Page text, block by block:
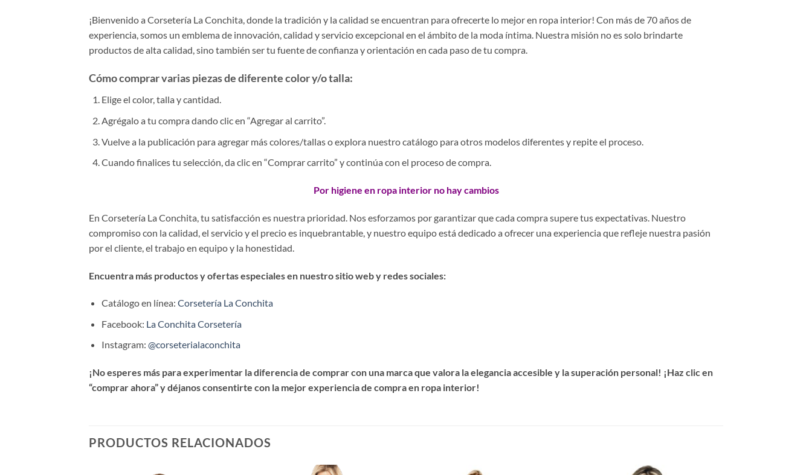
¡Bienvenido a Corsetería La Conchita, donde la tradición y la calidad se encuentran para ofrecerte lo mejor en ropa interior! Con más de 70 años de
experiencia, somos un emblema de innovación, calidad y servicio excepcional en el ámbito de la moda íntima. Nuestra misión no es solo brindarte
productos de alta calidad, sino también ser tu fuente de confianza y orientación en cada paso de tu compra.
Cómo comprar varias piezas de diferente color y/o talla:
Elige el color, talla y cantidad.
Agrégalo a tu compra dando clic en “Agregar al carrito”.
Vuelve a la publicación para agregar más colores/tallas o explora nuestro catálogo para otros modelos diferentes y repite el proceso.
Cuando finalices tu selección, da clic en “Comprar carrito” y continúa con el proceso de compra.
Por higiene en ropa interior no hay cambios
En Corsetería La Conchita, tu satisfacción es nuestra prioridad. Nos esforzamos por garantizar que cada compra supere tus expectativas. Nuestro
compromiso con la calidad, el servicio y el precio es inquebrantable, y nuestro equipo está dedicado a ofrecer una experiencia que refleje nuestra pasión
por el cliente, el trabajo en equipo y la honestidad.
Encuentra más productos y ofertas especiales en nuestro sitio web y redes sociales:
Catálogo en línea: Corsetería La Conchita
Facebook: La Conchita Corsetería
Instagram: @corseterialaconchita
¡No esperes más para experimentar la diferencia de comprar con una marca que valora la elegancia accesible y la superación personal! ¡Haz clic en
“comprar ahora” y déjanos consentirte con la mejor experiencia de compra en ropa interior!
PRODUCTOS RELACIONADOS